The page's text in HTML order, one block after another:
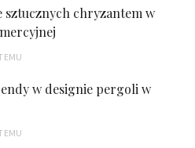
sztucznych chryzantem w
w designie pergoli w